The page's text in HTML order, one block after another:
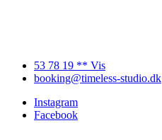
53 78 19 ** Vis
booking@timeless-studio.dk
Instagram
Facebook